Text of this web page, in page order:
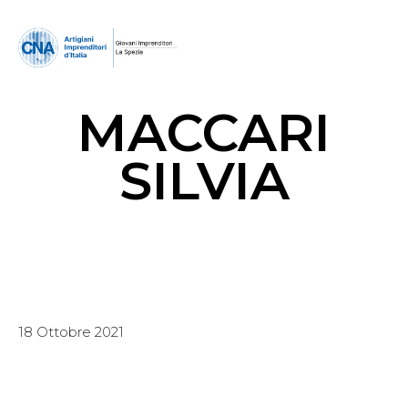
MACCARI
SILVIA
18 Ottobre 2021